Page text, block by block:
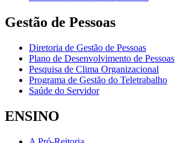
Gestão de Pessoas
Diretoria de Gestão de Pessoas
Plano de Desenvolvimento de Pessoas
Pesquisa de Clima Organizacional
Programa de Gestão do Teletrabalho
Saúde do Servidor
ENSINO